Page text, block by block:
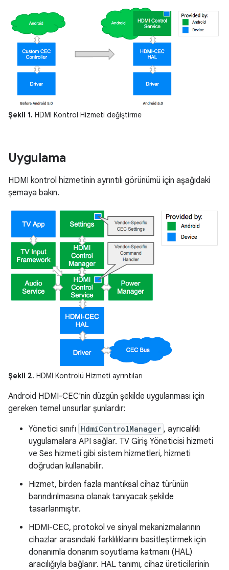
Şekil 1. HDMI Kontrol Hizmeti değiştirme
Uygulama
HDMI kontrol hizmetinin ayrıntılı görünümü için aşağıdaki
şemaya bakın.
Şekil 2. HDMI Kontrolü Hizmeti ayrıntıları
Android HDMI-CEC'nin düzgün şekilde uygulanması için
gereken temel unsurlar şunlardır:
Yönetici sınıfı HdmiControlManager , ayrıcalıklı
uygulamalara API sağlar. TV Giriş Yöneticisi hizmeti
ve Ses hizmeti gibi sistem hizmetleri, hizmeti
doğrudan kullanabilir.
Hizmet, birden fazla mantıksal cihaz türünün
barındırılmasına olanak tanıyacak şekilde
tasarlanmıştır.
HDMI-CEC, protokol ve sinyal mekanizmalarının
cihazlar arasındaki farklılıklarını basitleştirmek için
donanımla donanım soyutlama katmanı (HAL)
aracılığıyla bağlanır. HAL tanımı, cihaz üreticilerinin